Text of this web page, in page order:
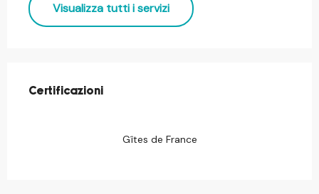
Visualizza tutti i servizi
Certificazioni
Certificazioni
Gîtes de France